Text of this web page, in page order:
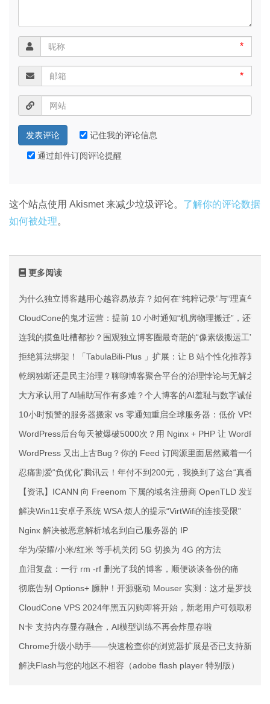
*
*
记住我的评论信息
通过邮件订阅评论提醒
这个站点使用 Akismet 来减少垃圾评论。 了解你的评论数据
如何被处理。
更多阅读
为什么独立博客越用心越容易放弃？如何在“纯粹记录”与“理直气壮
CloudCone的鬼才运营：提前 10 小时通知“机房物理搬迁”，还说
连我的摸鱼吐槽都抄？围观独立博客圈最奇葩的“像素级搬运工”
拒绝算法绑架！「TabulaBili-Plus 」扩展：让 B 站个性化推荐算法
乾纲独断还是民主治理？聊聊博客聚合平台的治理悖论与无解之痛
大方承认用了AI辅助写作有多难？个人博客的AI羞耻与数字诚信
10小时预警的服务器搬家 vs 零通知重启全球服务器：低价 VPS 界
WordPress后台每天被爆破5000次？用 Nginx + PHP 让
WordPress 又出上古Bug？你的 Feed 订阅源里面居然藏着一个博
忍痛割爱“负优化”腾讯云！年付不到200元，我换到了这台“真香”的
【资讯】ICANN 向 Freenom 下属的域名注册商 OpenTLD 发送了
解决Win11安卓子系统 WSA 烦人的提示“VirtWifi的连接受限”
Nginx 解决被恶意解析域名到自己服务器的 IP
华为/荣耀/小米/红米 等手机关闭 5G 切换为 4G 的方法
血泪复盘：一行 rm -rf 删光了我的博客，顺便谈谈备份的痛
彻底告别 Options+ 臃肿！开源驱动 Mouser 实测：这才是罗技鼠
CloudCone VPS 2024年黑五闪购即将开始，新老用户可领取积分
N卡 支持内存显存融合，AI模型训练不再会炸显存啦
Chrome升级小助手——快速检查你的浏览器扩展是否已支持新版
解决Flash与您的地区不相容（adobe flash player 特别版）